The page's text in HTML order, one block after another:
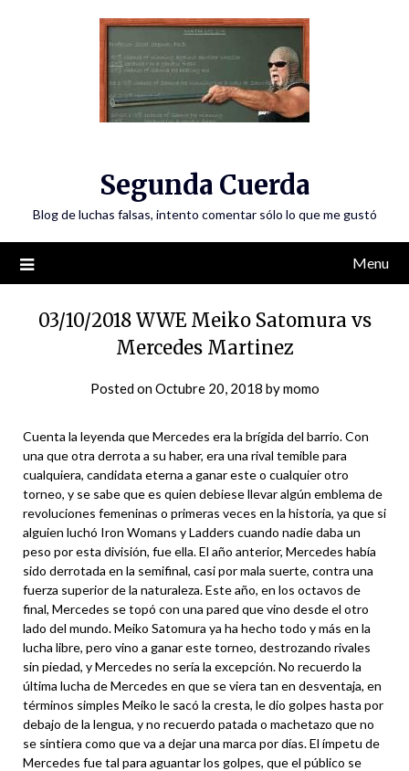
Segunda Cuerda
Blog de luchas falsas, intento comentar sólo lo que me gustó
Menu
03/10/2018 WWE Meiko Satomura vs
Mercedes Martinez
Posted onOctubre 20, 2018 bymomo
Cuenta la leyenda que Mercedes era la brígida del barrio. Con
una que otra derrota a su haber, era una rival temible para
cualquiera, candidata eterna a ganar este o cualquier otro
torneo, y se sabe que es quien debiese llevar algún emblema de
revoluciones femeninas o primeras veces en la historia, ya que si
alguien luchó Iron Womans y Ladders cuando nadie daba un
peso por esta división, fue ella. El año anterior, Mercedes había
sido derrotada en la semifinal, casi por mala suerte, contra una
fuerza superior de la naturaleza. Este año, en los octavos de
final, Mercedes se topó con una pared que vino desde el otro
lado del mundo. Meiko Satomura ya ha hecho todo y más en la
lucha libre, pero vino a ganar este torneo, destrozando rivales
sin piedad, y Mercedes no sería la excepción. No recuerdo la
última lucha de Mercedes en que se viera tan en desventaja, en
términos simples Meiko le sacó la cresta, le dio golpes hasta por
debajo de la lengua, y no recuerdo patada o machetazo que no
se sintiera como que va a dejar una marca por días. El ímpetu de
Mercedes fue tal para aguantar los golpes, que el público se